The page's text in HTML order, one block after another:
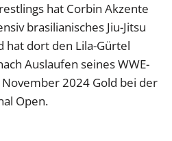
hat Corbin Akzente
brasilianisches Jiu-Jitsu
hat dort den Lila-Gürtel
Auslaufen seines WWE-
2024 Gold bei der
Open.